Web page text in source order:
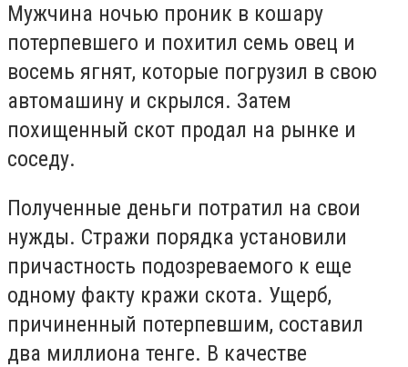
Мужчина ночью проник в кошару
потерпевшего и похитил семь овец и
восемь ягнят, которые погрузил в свою
автомашину и скрылся. Затем
похищенный скот продал на рынке и
соседу.
Полученные деньги потратил на свои
нужды. Стражи порядка установили
причастность подозреваемого к еще
одному факту кражи скота. Ущерб,
причиненный потерпевшим, составил
два миллиона тенге. В качестве